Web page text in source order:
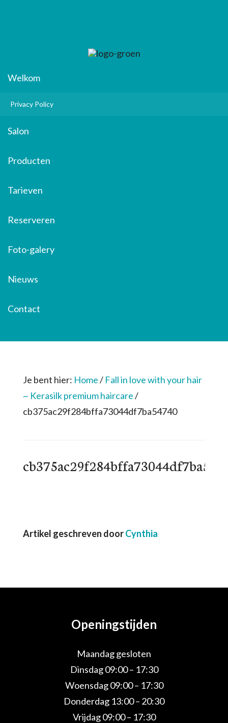
Welkom
Privacy Policy
Salon
Producten
Tarieven
Reserveren
Foto-galery
Nieuws
Contact
Je bent hier: Home/ Fall in love with your hair
~ Kerasilk premium haircare/
cb375ac29f284bffa73044df7ba54740
Artikel geschreven doorCynthia
Openingstijden
Maandag gesloten
Dinsdag 09:00 – 17:30
Woensdag 09:00 – 17:30
Donderdag 13:00 – 20:30
Vrijdag 09:00 – 17:30